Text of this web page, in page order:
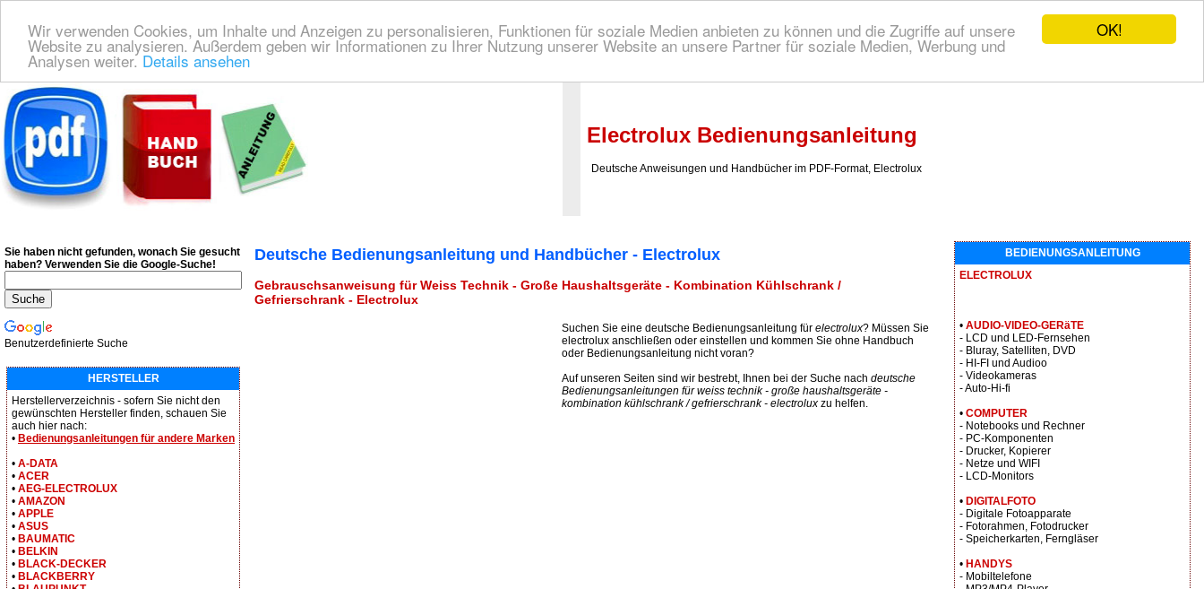
OK!
Wir verwenden Cookies, um Inhalte und Anzeigen zu personalisieren, Funktionen für soziale Medien anbieten zu können und die Zugriffe auf unsere
Website zu analysieren. Außerdem geben wir Informationen zu Ihrer Nutzung unserer Website an unsere Partner für soziale Medien, Werbung und
Analysen weiter. Details ansehen
Deutsche Bedienungsanleitung Downloaden | Wir finden für Sie das deutsches Bedienungsanleitung!
Electrolux Bedienungsanleitung
Deutsche Anweisungen und Handbücher im PDF-Format, Electrolux
Deutsche Bedienungsanleitung und Handbücher - Electrolux
Gebrauschsanweisung für Weiss Technik - Große Haushaltsgeräte - Kombination Kühlschrank /
Gefrierschrank - Electrolux
Suchen Sie eine deutsche Bedienungsanleitung für electrolux? Müssen Sie
electrolux anschließen oder einstellen und kommen Sie ohne Handbuch
oder Bedienungsanleitung nicht voran?
Auf unseren Seiten sind wir bestrebt, Ihnen bei der Suche nach deutsche
Bedienungsanleitungen für weiss technik - große haushaltsgeräte -
kombination kühlschrank / gefrierschrank - electrolux zu helfen.
Sie haben nicht gefunden, wonach Sie gesucht
haben? Verwenden Sie die Google-Suche!
Benutzerdefinierte Suche
HERSTELLER
Herstellerverzeichnis - sofern Sie nicht den
gewünschten Hersteller finden, schauen Sie
auch hier nach:
• Bedienungsanleitungen für andere Marken
• A-DATA
• ACER
• AEG-ELECTROLUX
• AMAZON
• APPLE
• ASUS
• BAUMATIC
• BELKIN
• BLACK-DECKER
• BLACKBERRY
BEDIENUNGSANLEITUNG
ELECTROLUX
• AUDIO-VIDEO-GERäTE
- LCD und LED-Fernsehen
- Bluray, Satelliten, DVD
- HI-FI und Audioo
- Videokameras
- Auto-Hi-fi
• COMPUTER
- Notebooks und Rechner
- PC-Komponenten
- Drucker, Kopierer
- Netze und WIFI
- LCD-Monitors
• DIGITALFOTO
- Digitale Fotoapparate
- Fotorahmen, Fotodrucker
- Speicherkarten, Ferngläser
• HANDYS
- Mobiltelefone